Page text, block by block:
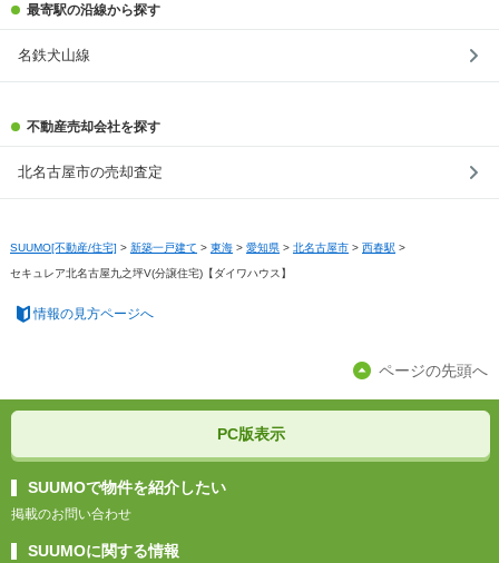
最寄駅の沿線から探す
名鉄犬山線
不動産売却会社を探す
北名古屋市の売却査定
SUUMO[不動産/住宅] > 新築一戸建て > 東海 > 愛知県 > 北名古屋市 > 西春駅 >
セキュレア北名古屋九之坪V(分譲住宅)【ダイワハウス】
情報の見方ページへ
ページの先頭へ
PC版表示
SUUMOで物件を紹介したい
掲載のお問い合わせ
SUUMOに関する情報